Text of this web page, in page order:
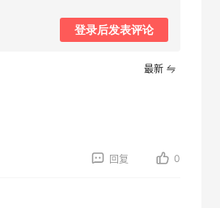
登录后发表评论
最新
回复 0